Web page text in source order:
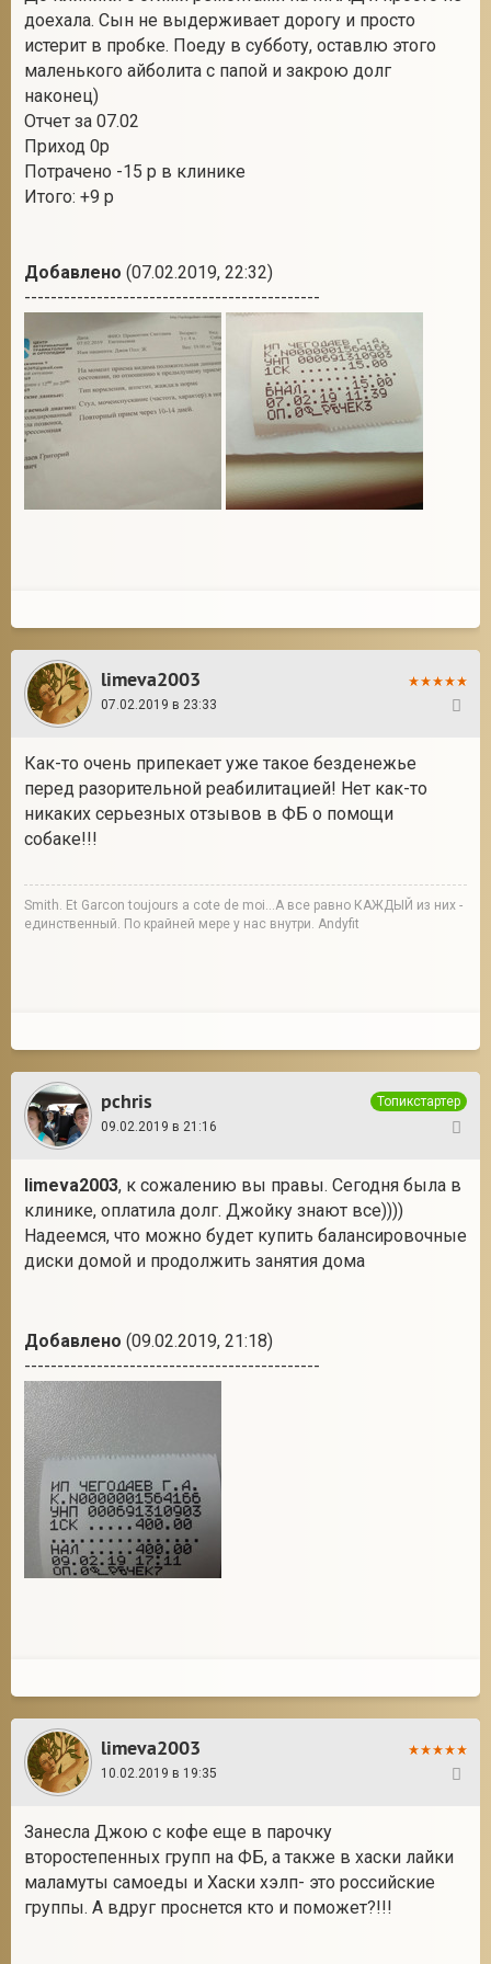
доехала. Сын не выдерживает дорогу и просто
истерит в пробке. Поеду в субботу, оставлю этого
маленького айболита с папой и закрою долг
наконец)
Отчет за 07.02
Приход 0р
Потрачено -15 р в клинике
Итого: +9 р
Добавлено (07.02.2019, 22:32)
---------------------------------------------
limeva2003
07.02.2019 в 23:33
Как-то очень припекает уже такое безденежье
перед разорительной реабилитацией! Нет как-то
никаких серьезных отзывов в ФБ о помощи
собаке!!!
Smith. Et Garcon toujours a cote de moi...А все равно КАЖДЫЙ из них -
единственный. По крайней мере у нас внутри. Andyfit
pchris
Топикстартер
09.02.2019 в 21:16
limeva2003, к сожалению вы правы. Сегодня была в
клинике, оплатила долг. Джойку знают все))))
Надеемся, что можно будет купить балансировочные
диски домой и продолжить занятия дома
Добавлено (09.02.2019, 21:18)
---------------------------------------------
limeva2003
10.02.2019 в 19:35
Занесла Джою с кофе еще в парочку
второстепенных групп на ФБ, а также в хаски лайки
маламуты самоеды и Хаски хэлп- это российские
группы. А вдруг проснется кто и поможет?!!!